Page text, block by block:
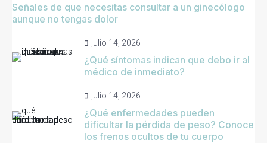
Señales de que necesitas consultar a un ginecólogo
aunque no tengas dolor
julio 14, 2026
¿Qué síntomas indican que debo ir al
médico de inmediato?
julio 14, 2026
¿Qué enfermedades pueden
dificultar la pérdida de peso? Conoce
los frenos ocultos de tu cuerpo